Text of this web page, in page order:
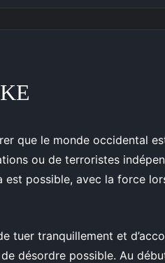
que le monde occidental
ou de terroristes
possible, avec la force
tuer tranquillement et
désordre possible. Au